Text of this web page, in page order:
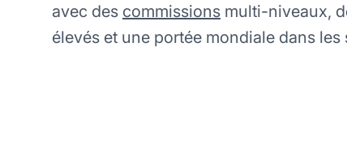
avec des commissions multi-niveaux,
élevés et une portée mondiale dans